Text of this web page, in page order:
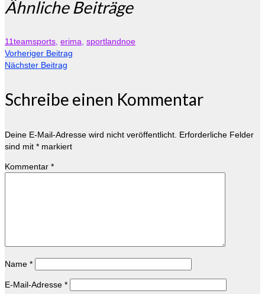
Ähnliche Beiträge
11teamsports erima sportlandnoe
Vorheriger Beitrag
Nächster Beitrag
Schreibe einen Kommentar
Deine E-Mail-Adresse wird nicht veröffentlicht. Erforderliche Felder
sind mit * markiert
Kommentar *
Name *
E-Mail-Adresse *